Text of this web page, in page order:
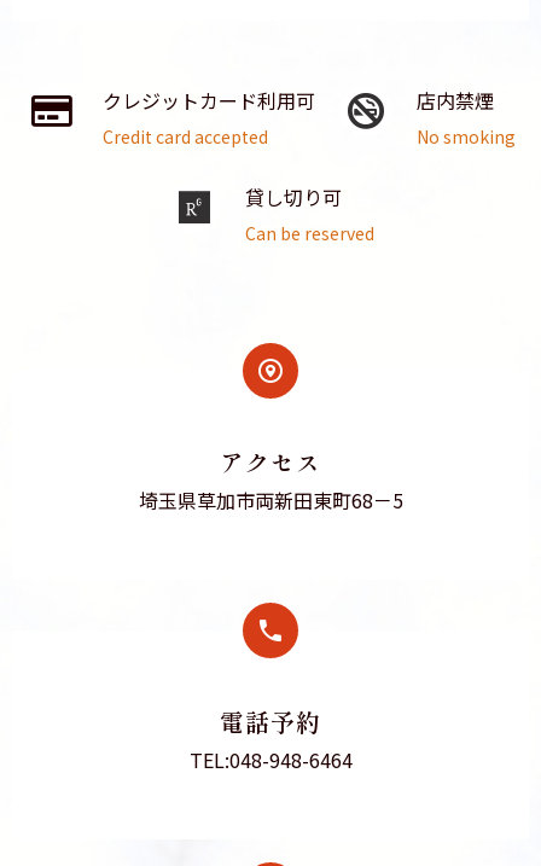
クレジットカード利用可
Credit card accepted
店内禁煙
No smoking
貸し切り可
Can be reserved
アクセス
埼玉県草加市両新田東町68－5
電話予約
TEL:048-948-6464